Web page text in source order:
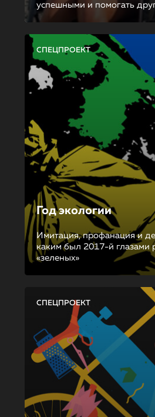
успешными и помогать
СПЕЦПРОЕКТ
Год экологии
Имитация, профанация и
каким был 2017-й глазами
«зеленых»
СПЕЦПРОЕКТ